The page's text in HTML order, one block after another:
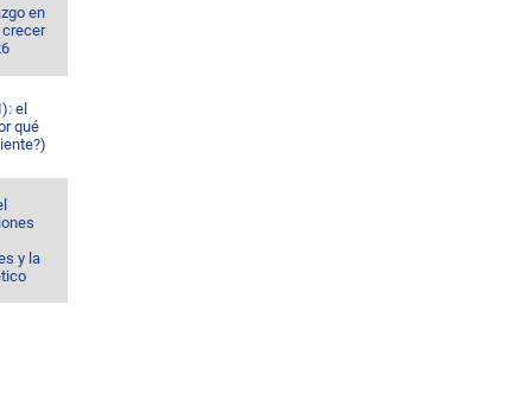
en
crecer
el
qué
y la